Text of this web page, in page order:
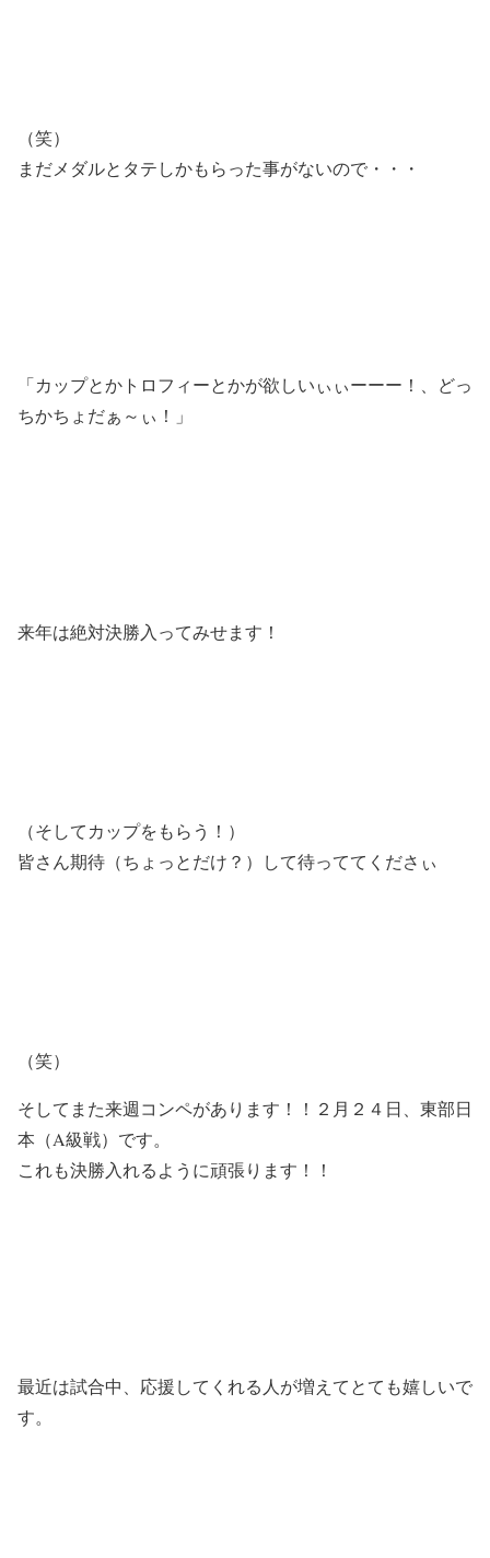
（笑）
まだメダルとタテしかもらった事がないので・・・
「カップとかトロフィーとかが欲しいぃぃーーー！、どっ
ちかちょだぁ～ぃ！」
来年は絶対決勝入ってみせます！
（そしてカップをもらう！）
皆さん期待（ちょっとだけ？）して待っててくださぃ
（笑）
そしてまた来週コンペがあります！！２月２４日、東部日
本（A級戦）です。
これも決勝入れるように頑張ります！！
最近は試合中、応援してくれる人が増えてとても嬉しいで
す。